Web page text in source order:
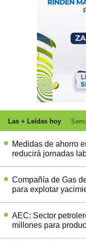
Las + Leídas hoy
Medidas de ahorro
reducirá jornadas
Compañía de Gas
para explotar
AEC: Sector
millones para